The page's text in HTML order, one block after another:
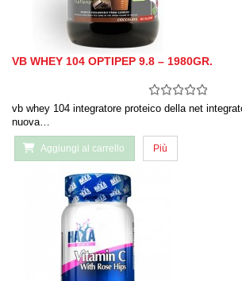
VB WHEY 104 OPTIPEP 9.8 – 1980GR.
vb whey 104 integratore proteico della net
nuova…
Aggiungi al carrello Più